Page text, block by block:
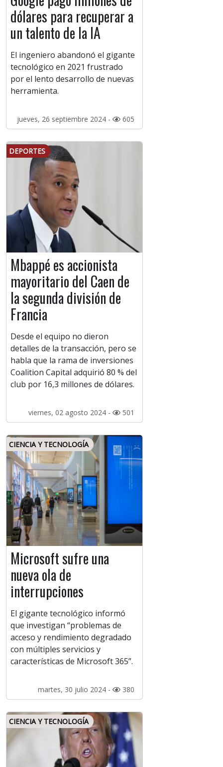
dólares para recuperar a
un talento de la IA
El ingeniero abandonó el gigante
tecnológico en 2021 frustrado
por el lento desarrollo de nuevas
herramienta.
jueves, 26 septiembre 2024 - 605
DEPORTES
Mbappé es accionista
mayoritario del Caen de
la segunda división de
Francia
Desde el equipo no dieron
detalles de la transacción, pero se
habla que la rama de inversiones
Coalition Capital adquirió 80 % del
club por 16,3 millones de dólares.
viernes, 02 agosto 2024 - 501
CIENCIA Y TECNOLOGÍA
Microsoft sufre una
nueva ola de
interrupciones
El gigante tecnológico informó
que investigan “problemas de
acceso y rendimiento degradado
con múltiples servicios y
características de Microsoft 365”.
martes, 30 julio 2024 - 380
CIENCIA Y TECNOLOGÍA